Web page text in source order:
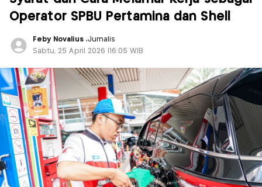
Operator SPBU Pertamina dan Shell
Feby Novalius ,Jurnalis
Sabtu, 25 April 2026 |16:05 WIB